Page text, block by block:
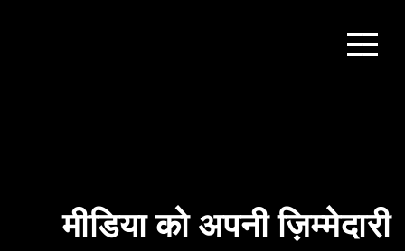
मीडिया को अपनी ज़िम्मेदारी